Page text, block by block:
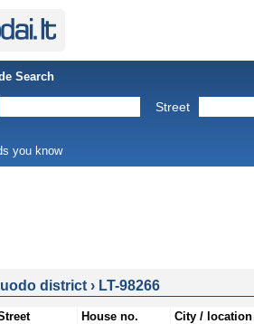
Search
Street
you know
district › LT-98266
House no. City / location